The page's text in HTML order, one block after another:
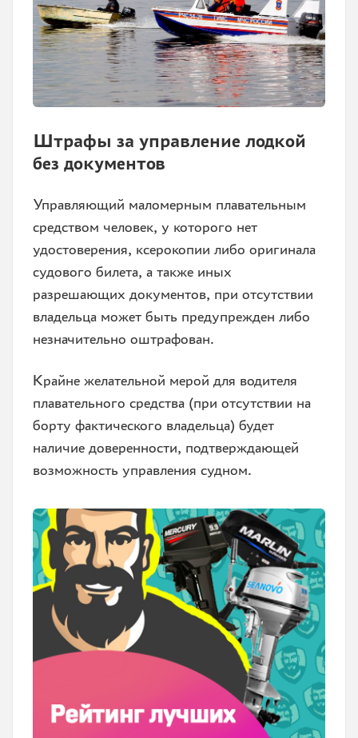
Штрафы за управление лодкой
без документов
Управляющий маломерным плавательным
средством человек, у которого нет
удостоверения, ксерокопии либо оригинала
судового билета, а также иных
разрешающих документов, при отсутствии
владельца может быть предупрежден либо
незначительно оштрафован.
Крайне желательной мерой для водителя
плавательного средства (при отсутствии на
борту фактического владельца) будет
наличие доверенности, подтверждающей
возможность управления судном.